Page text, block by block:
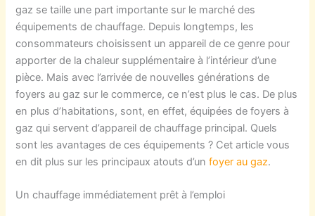
gaz se taille une part importante sur le marché des
équipements de chauffage. Depuis longtemps, les
consommateurs choisissent un appareil de ce genre pour
apporter de la chaleur supplémentaire à l’intérieur d’une
pièce. Mais avec l’arrivée de nouvelles générations de
foyers au gaz sur le commerce, ce n’est plus le cas. De plus
en plus d’habitations, sont, en effet, équipées de foyers à
gaz qui servent d’appareil de chauffage principal. Quels
sont les avantages de ces équipements ? Cet article vous
en dit plus sur les principaux atouts d’unfoyer au gaz.
Un chauffage immédiatement prêt à l’emploi